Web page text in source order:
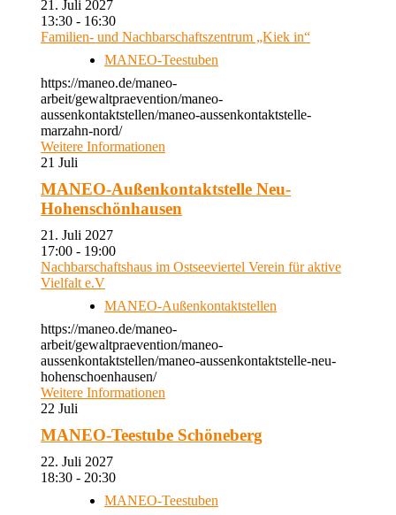
21. Juli 2027
13:30 - 16:30
Familien- und Nachbarschaftszentrum „Kiek in“
MANEO-Teestuben
https://maneo.de/maneo-
arbeit/gewaltpraevention/maneo-
aussenkontaktstellen/maneo-aussenkontaktstelle-
marzahn-nord/
Weitere Informationen
21 Juli
MANEO-Außenkontaktstelle Neu-
Hohenschönhausen
21. Juli 2027
17:00 - 19:00
Nachbarschaftshaus im Ostseeviertel Verein für aktive
Vielfalt e.V
MANEO-Außenkontaktstellen
https://maneo.de/maneo-
arbeit/gewaltpraevention/maneo-
aussenkontaktstellen/maneo-aussenkontaktstelle-neu-
hohenschoenhausen/
Weitere Informationen
22 Juli
MANEO-Teestube Schöneberg
22. Juli 2027
18:30 - 20:30
MANEO-Teestuben